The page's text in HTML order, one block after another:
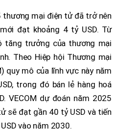
thương mại điện tử đã trở nên
đạt khoảng 4 tỷ USD. Từ
tăng trưởng của thương mại
Theo Hiệp hội Thương mại
quy mô của lĩnh vực này năm
trong đó bán lẻ hàng hoá
VECOM dự đoán năm 2025
sẽ đạt gần 40 tỷ USD và tiến
vào năm 2030.